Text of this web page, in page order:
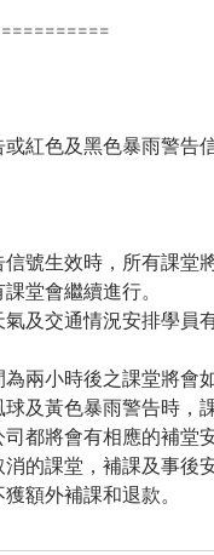
紅色及黑色暴雨警告
號生效時，所有課堂
堂會繼續進行。
及交通情況安排學員
兩小時後之課堂將會
及黃色暴雨警告時，
都將會有相應的補堂
的課堂，補課及事後
額外補課和退款。